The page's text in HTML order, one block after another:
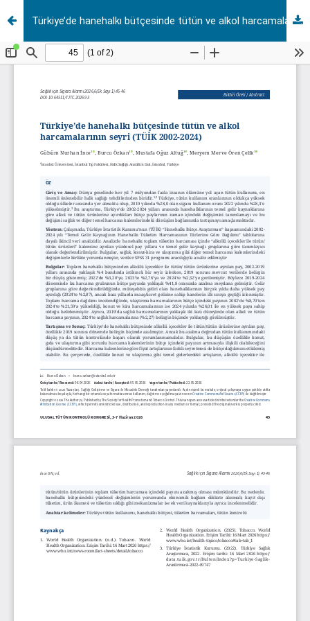
Türkiye’de hanehalkı bütçesinde tütün ve alkol harcamalarının seyri (TÜİK 2002-2024)